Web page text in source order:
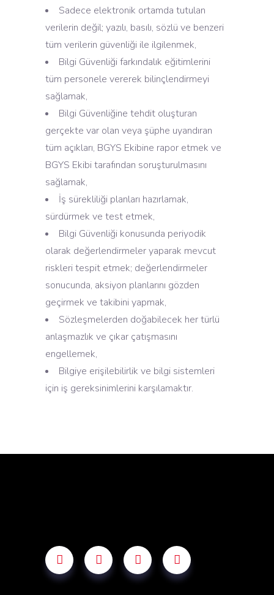
Sadece elektronik ortamda tutulan
verilerin değil; yazılı, basılı, sözlü ve benzeri
tüm verilerin güvenliği ile ilgilenmek,
Bilgi Güvenliği farkındalık eğitimlerini
tüm personele vererek bilinçlendirmeyi
sağlamak,
Bilgi Güvenliğine tehdit oluşturan
gerçekte var olan veya şüphe uyandıran
tüm açıkları, BGYS Ekibine rapor etmek ve
BGYS Ekibi tarafından soruşturulmasını
sağlamak,
İş sürekliliği planları hazırlamak,
sürdürmek ve test etmek,
Bilgi Güvenliği konusunda periyodik
olarak değerlendirmeler yaparak mevcut
riskleri tespit etmek; değerlendirmeler
sonucunda, aksiyon planlarını gözden
geçirmek ve takibini yapmak,
Sözleşmelerden doğabilecek her türlü
anlaşmazlık ve çıkar çatışmasını
engellemek,
Bilgiye erişilebilirlik ve bilgi sistemleri
için iş gereksinimlerini karşılamaktır.